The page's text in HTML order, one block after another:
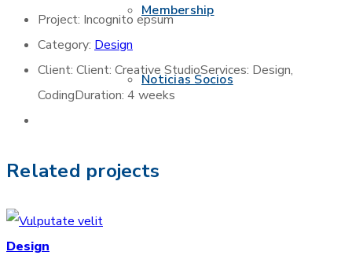
Membership
Noticias Socios
Project: Incognito epsum
Category: Design
Client: Client: Creative StudioServices: Design,
CodingDuration: 4 weeks
Related projects
Design